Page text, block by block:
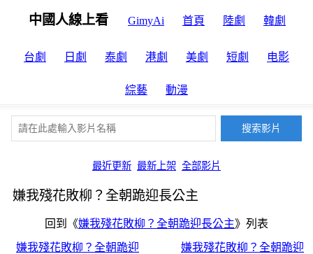
中國人線上看 GimyAi 首頁 陸劇 韓劇
台劇 日劇 泰劇 港劇 美劇 短劇 电影
綜藝 動漫
最近更新 最新上架 全部影片
嫌我殘花敗柳？全朝跪迎長公主
回到《嫌我殘花敗柳？全朝跪迎長公主》列表
嫌我殘花敗柳？全朝跪迎
嫌我殘花敗柳？全朝跪迎